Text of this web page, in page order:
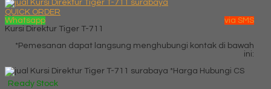
QUICK ORDER
Whatsapp
via SMS
Kursi Direktur Tiger T-711
*Pemesanan dapat langsung menghubungi kontak di bawah
ini:
*Harga Hubungi CS
Ready Stock